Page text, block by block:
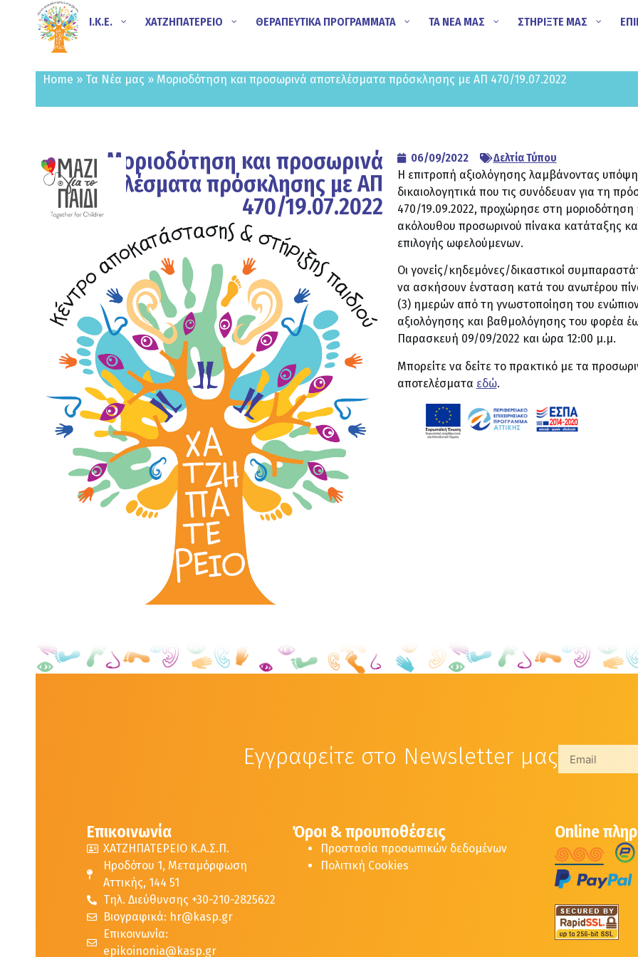
Ι.Κ.Ε. ΧΑΤΖΗΠΑΤΕΡΕΙΟ ΘΕΡΑΠΕΥΤΙΚΑ ΠΡΟΓΡΑΜΜΑΤΑ ΤΑ ΝΕΑ ΜΑΣ ΣΤΗΡΙΞΤΕ ΜΑΣ
Home » Τα Νέα μας » Μοριοδότηση και προσωρινά αποτελέσματα πρόσκλησης με ΑΠ 470/19.07.2022
Μοριοδότηση και προσωρινά
αποτελέσματα πρόσκλησης με ΑΠ
470/19.07.2022
06/09/2022
Δελτία Τύπου
Η επιτροπή αξιολόγησης λαμβάνοντας υπόψη
δικαιολογητικά που τις συνόδευαν για τη
470/19.09.2022, προχώρησε στη μοριοδότηση
ακόλουθου προσωρινού πίνακα κατάταξης
επιλογής ωφελούμενων.
Οι γονείς/κηδεμόνες/δικαστικοί
να ασκήσουν ένσταση κατά του ανωτέρου
(3) ημερών από τη γνωστοποίηση του
αξιολόγησης και βαθμολόγησης του φορέα
Παρασκευή 09/09/2022 και ώρα 12:00 μ.μ.
Μπορείτε να δείτε το πρακτικό με τα
αποτελέσματα εδώ.
Εγγραφείτε στο Newsletter μας
Επικοινωνία
ΧΑΤΖΗΠΑΤΕΡΕΙΟ Κ.Α.Σ.Π.
Ηροδότου 1, Μεταμόρφωση
Αττικής, 144 51
Τηλ. Διεύθυνσης +30-210-2825622
Βιογραφικά: hr@kasp.gr
Επικοινωνία:
epikoinonia@kasp.gr
Όροι & προυποθέσεις
Προστασία προσωπικών δεδομένων
Πολιτική Cookies
Online